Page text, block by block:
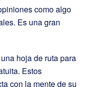
como algo
Es una gran
hoja de ruta para
Estos
con la mente de su